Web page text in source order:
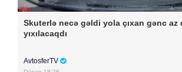
Skuterlə necə gəldi yola çıxan gənc az
yıxılacaqdı
AvtosferTV